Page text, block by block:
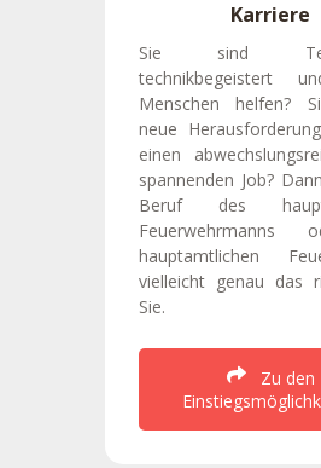
Karriere
Sie sind
technikbegeistert
Menschen helfen?
neue
einen
spannenden Job?
Beruf des
Feuerwehrmanns
hauptamtlichen
vielleicht genau das
Sie.
Zu den